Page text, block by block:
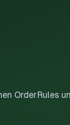
OrderRules